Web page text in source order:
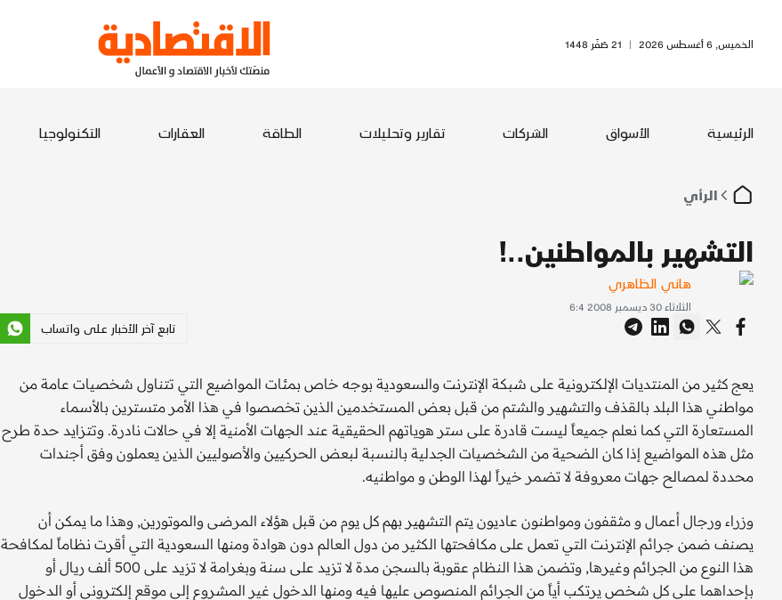
الخميس, 6 أغسطس 2026 | 21 صَفَر 1448
الرئيسية الأسواق الشركات تقارير وتحليلات الطاقة العقارات التكنولوجيا
الرأي
التشهير بالمواطنين..!
هاني الظاهري
الثلاثاء 30 ديسمبر 2008 6:4
تابع آخر الأخبار على واتساب
يعج كثير من المنتديات الإلكترونية على شبكة الإنترنت والسعودية بوجه خاص بمئات المواضيع التي تتناول شخصيات عامة من
مواطني هذا البلد بالقذف والتشهير والشتم من قبل بعض المستخدمين الذين تخصصوا في هذا الأمر متسترين بالأسماء
المستعارة التي كما نعلم جميعاً ليست قادرة على ستر هوياتهم الحقيقية عند الجهات الأمنية إلا في حالات نادرة. وتتزايد حدة طرح
مثل هذه المواضيع إذا كان الضحية من الشخصيات الجدلية بالنسبة لبعض الحركيين والأصوليين الذين يعملون وفق أجندات
محددة لمصالح جهات معروفة لا تضمر خيراً لهذا الوطن و مواطنيه.
وزراء ورجال أعمال و مثقفون ومواطنون عاديون يتم التشهير بهم كل يوم من قبل هؤلاء المرضى والموتورين, وهذا ما يمكن أن
يصنف ضمن جرائم الإنترنت التي تعمل على مكافحتها الكثير من دول العالم دون هوادة ومنها السعودية التي أقرت نظاماً لمكافحة
هذا النوع من الجرائم وغيرها, وتضمن هذا النظام عقوبة بالسجن مدة لا تزيد على سنة وبغرامة لا تزيد على 500 ألف ريال أو
بإحداهما على كل شخص يرتكب أياً من الجرائم المنصوص عليها فيه ومنها الدخول غير المشروع إلى موقع إلكتروني أو الدخول